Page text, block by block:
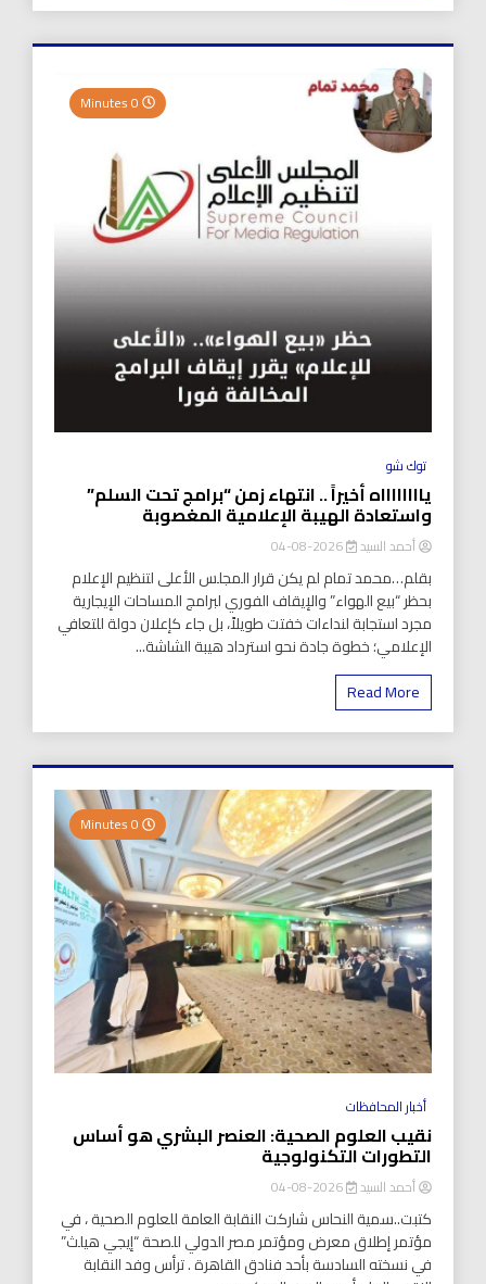
توك شو
يااااااااه أخيراً .. انتهاء زمن “برامج تحت السلم”
واستعادة الهيبة الإعلامية المغصوبة
أحمد السيد 2026-08-04
بقلم…محمد تمام لم يكن قرار المجلس الأعلى لتنظيم الإعلام
بحظر “بيع الهواء” والإيقاف الفوري لبرامج المساحات الإيجارية
مجرد استجابة لنداءات خفتت طويلاً، بل جاء كإعلان دولة للتعافي
الإعلامي؛ خطوة جادة نحو استرداد هيبة الشاشة...
Read More
أخبار المحافظات
نقيب العلوم الصحية: العنصر البشري هو أساس
التطورات التكنولوجية
أحمد السيد 2026-08-04
كتبت..سمية النحاس شاركت النقابة العامة للعلوم الصحية ، في
مؤتمر إطلاق معرض ومؤتمر مصر الدولي للصحة “إيجي هيلث”
في نسخته السادسة بأحد فنادق القاهرة . ترأس وفد النقابة